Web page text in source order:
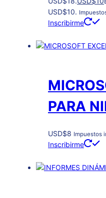
USD$10.
Inscribirme
PARA
USD$8 Impuestos
Inscribirme